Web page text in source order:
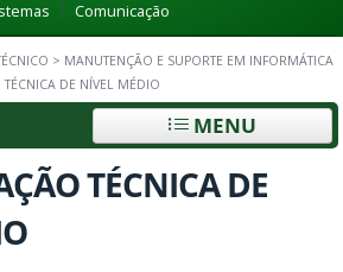
Comunicação
> MANUTENÇÃO E SUPORTE EM INFORMÁTICA
TÉCNICA DE NÍVEL MÉDIO
MENU
TÉCNICA DE